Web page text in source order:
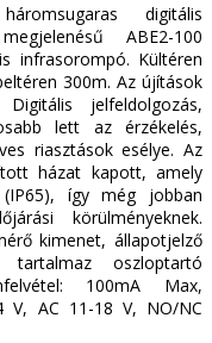
digitális
ABE2-100
infrasorompó. Kültéren
300m. Az újítások
jelfeldolgozás,
lett az érzékelés,
riasztások esélye. Az
házat kapott, amely
így még jobban
körülményeknek.
kimenet, állapotjelző
oszloptartó
100mA Max,
V, AC 11-18 V, NO/NC